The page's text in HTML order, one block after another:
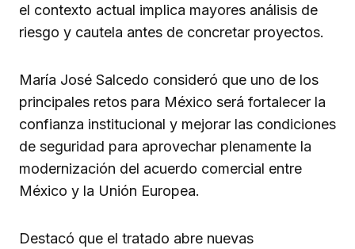
el contexto actual implica mayores análisis de
riesgo y cautela antes de concretar proyectos.
María José Salcedo consideró que uno de los
principales retos para México será fortalecer la
confianza institucional y mejorar las condiciones
de seguridad para aprovechar plenamente la
modernización del acuerdo comercial entre
México y la Unión Europea.
Destacó que el tratado abre nuevas